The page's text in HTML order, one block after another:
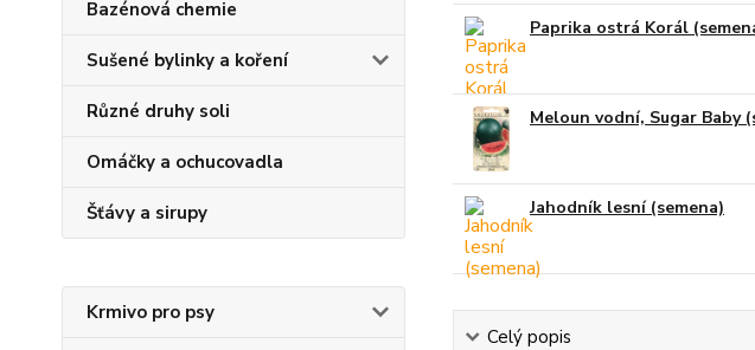
Bazénová chemie
Sušené bylinky a koření
Různé druhy soli
Omáčky a ochucovadla
Šťávy a sirupy
Krmivo pro psy
Paprika ostrá Korál
Meloun vodní, Sugar Baby
Jahodník lesní (semena)
Celý popis